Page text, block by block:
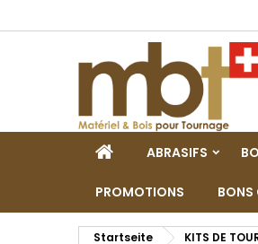
STARTSEITE
ABRASIFS
PROMOTIONS BONS
Startseite KITS DE